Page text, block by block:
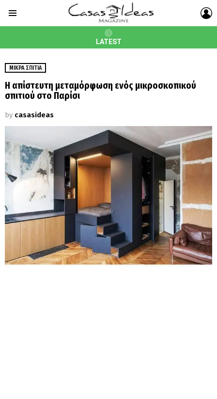
LATEST
ΜΙΚΡΆ ΣΠΊΤΙΑ
Η απίστευτη μεταμόρφωση ενός μικροσκοπικού
σπιτιού στο Παρίσι
by casasideas